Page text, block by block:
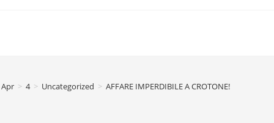
Apr > 4 > Uncategorized > AFFARE IMPERDIBILE A CROTONE!